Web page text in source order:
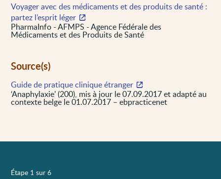
Voyager avec des médicaments et des produits de santé :
partez l’esprit léger
PharmaInfo - AFMPS - Agence Fédérale des
Médicaments et des Produits de Santé
Source(s)
Guide de pratique clinique étranger
‘Anaphylaxie’ (200), mis à jour le 07.09.2017 et adapté au
contexte belge le 01.07.2017 – ebpracticenet
Étape 1 sur 6